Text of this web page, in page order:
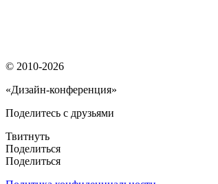
© 2010-2026
«Дизайн-конференция»
Поделитесь с друзьями
Твитнуть
Поделиться
Поделиться